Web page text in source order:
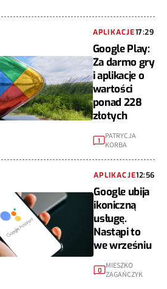
APLIKACJE17:29
Google Play:
Za darmo gry
i aplikacje o
wartości
ponad 228
złotych
1
PATRYCJA
KORBA
APLIKACJE12:56
Google ubija
ikoniczną
usługę.
Nastąpi to
we wrześniu
0 MIESZKO
ZAGAŃCZYK